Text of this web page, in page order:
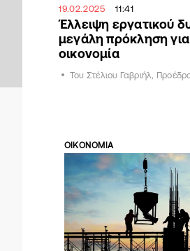
19.02.2025 11:41
Έλλειψη εργατικού
μεγάλη πρόκληση
οικονομία
Του Στέλιου Γαβριήλ,
ΟΙΚΟΝΟΜΙΑ